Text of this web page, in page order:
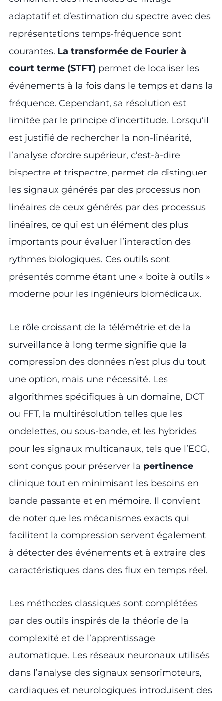
adaptatif et d’estimation du spectre avec des
représentations temps-fréquence sont
courantes. La transformée de Fourier à
court terme (STFT) permet de localiser les
événements à la fois dans le temps et dans la
fréquence. Cependant, sa résolution est
limitée par le principe d’incertitude. Lorsqu’il
est justifié de rechercher la non-linéarité,
l’analyse d’ordre supérieur, c’est-à-dire
bispectre et trispectre, permet de distinguer
les signaux générés par des processus non
linéaires de ceux générés par des processus
linéaires, ce qui est un élément des plus
importants pour évaluer l’interaction des
rythmes biologiques. Ces outils sont
présentés comme étant une « boîte à outils »
moderne pour les ingénieurs biomédicaux.
Le rôle croissant de la télémétrie et de la
surveillance à long terme signifie que la
compression des données n’est plus du tout
une option, mais une nécessité. Les
algorithmes spécifiques à un domaine, DCT
ou FFT, la multirésolution telles que les
ondelettes, ou sous-bande, et les hybrides
pour les signaux multicanaux, tels que l’ECG,
sont conçus pour préserver la pertinence
clinique tout en minimisant les besoins en
bande passante et en mémoire. Il convient
de noter que les mécanismes exacts qui
facilitent la compression servent également
à détecter des événements et à extraire des
caractéristiques dans des flux en temps réel.
Les méthodes classiques sont complétées
par des outils inspirés de la théorie de la
complexité et de l’apprentissage
automatique. Les réseaux neuronaux utilisés
dans l’analyse des signaux sensorimoteurs,
cardiaques et neurologiques introduisent des